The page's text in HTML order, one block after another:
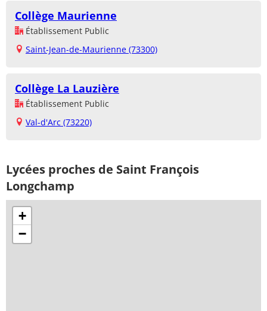
Collège Maurienne
Établissement Public
Saint-Jean-de-Maurienne (73300)
Collège La Lauzière
Établissement Public
Val-d'Arc (73220)
Lycées proches de Saint François
Longchamp
+
−